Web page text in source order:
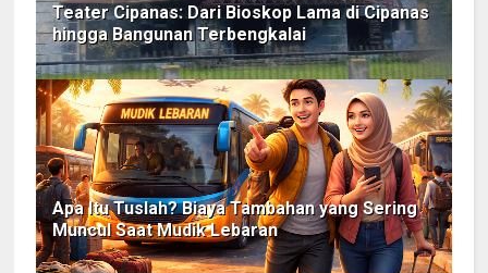
Teater Cipanas: Dari Bioskop Lama di Cipanas
hingga Bangunan Terbengkalai
Apa Itu Tuslah? Biaya Tambahan yang Sering
Muncul Saat Mudik Lebaran